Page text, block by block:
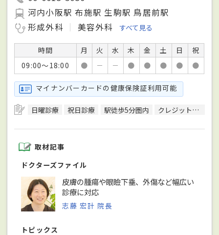
河内小阪駅 布施駅 生駒駅 鳥居前駅
形成外科
美容外科 すべて見る
時間 月 火 水 木 金 土 日
祝
09:00～18:00
● － － ● ● ● ● ●
マイナンバーカードの健康保険証利用可能
日曜診療 祝日診療 駅徒歩5分圏内 クレジットカード対応
取材記事
ドクターズファイル
皮膚の腫瘍や眼瞼下垂、外傷など幅広い
診療に対応
志藤 宏計 院長
トピックス